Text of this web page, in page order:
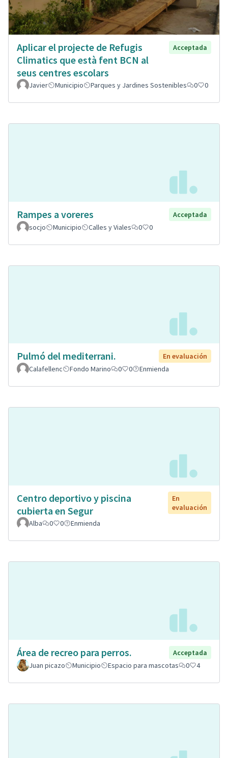
Aplicar el projecte de Refugis
Climatics que està fent BCN al
seus centres escolars
Acceptada
Javier Municipio Parques y Jardines Sostenibles 0 0
Rampes a voreres
Acceptada
socjo
Municipio Calles y Viales 0 0
Pulmó del mediterrani.
En evaluación
Calafellenc
Fondo Marino 0 0 Enmienda
Centro deportivo y piscina
cubierta en Segur
En
evaluación
Alba
0 0 Enmienda
Área de recreo para perros.
Acceptada
Juan picazo
Municipio Espacio para mascotas 0 4